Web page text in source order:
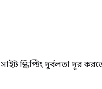
স্ক্রিপ্টিং দুর্বলতা দূর